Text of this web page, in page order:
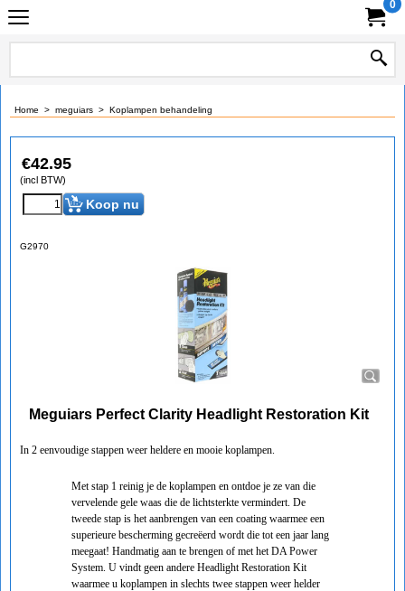
0
Home > meguiars > Koplampen behandeling
€42.95
(incl BTW)
Koop nu
G2970
Meguiars Perfect Clarity Headlight Restoration Kit
In 2 eenvoudige stappen weer heldere en mooie koplampen.
Met stap 1 reinig je de koplampen en ontdoe je ze van die
vervelende gele waas die de lichtsterkte vermindert. De
tweede stap is het aanbrengen van een coating waarmee een
superieure bescherming gecreëerd wordt die tot een jaar lang
meegaat! Handmatig aan te brengen of met het DA Power
System. U vindt geen andere Headlight Restoration Kit
waarmee u koplampen in slechts twee stappen weer helder